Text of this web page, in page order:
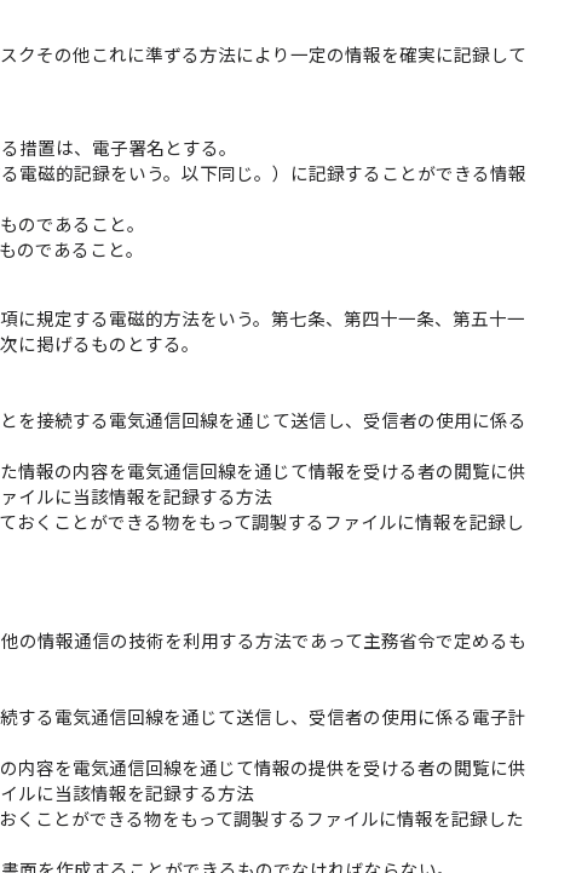
クその他これに準ずる方法により一定の情報を確実に記録して
措置は、電子署名とする。
電磁的記録をいう。以下同じ。）に記録することができる情報
のであること。
のであること。
に規定する電磁的方法をいう。第七条、第四十一条、第五十一
に掲げるものとする。
を接続する電気通信回線を通じて送信し、受信者の使用に係る
情報の内容を電気通信回線を通じて情報を受ける者の閲覧に供
イルに当該情報を記録する方法
おくことができる物をもって調製するファイルに情報を記録し
の情報通信の技術を利用する方法であって主務省令で定めるも
する電気通信回線を通じて送信し、受信者の使用に係る電子計
内容を電気通信回線を通じて情報の提供を受ける者の閲覧に供
ルに当該情報を記録する方法
くことができる物をもって調製するファイルに情報を記録した